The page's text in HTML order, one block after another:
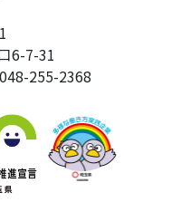
6-7-31
255-2368